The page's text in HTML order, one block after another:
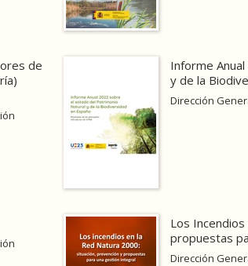
de
Informe
y de la
Dirección
Los
propuestas
Dirección